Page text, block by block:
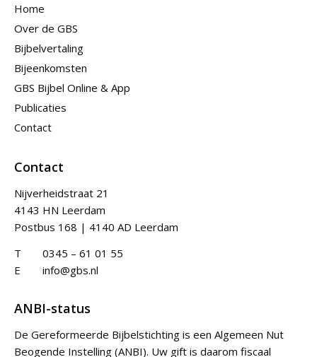
Home
Over de GBS
Bijbelvertaling
Bijeenkomsten
GBS Bijbel Online & App
Publicaties
Contact
Contact
Nijverheidstraat 21
4143 HN Leerdam
Postbus 168 | 4140 AD Leerdam
T
0345 – 61 01 55
E
info@gbs.nl
ANBI-status
De Gereformeerde Bijbelstichting is een Algemeen Nut
Beogende Instelling (ANBI). Uw gift is daarom fiscaal